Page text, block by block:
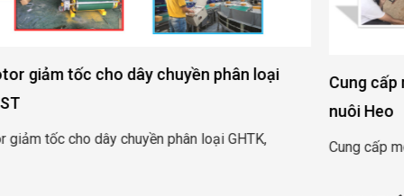
Cung cấp motor giảm tốc cho ngành chăn nuôi Tôm và
nuôi Heo
Cung cấp motor tạo bọt oxi đầm nuôi tôm Long Khánh – Trà Vinh